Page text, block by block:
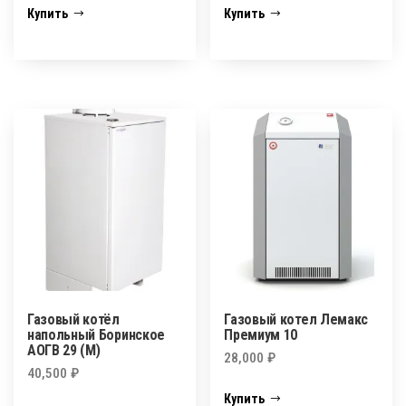
Купить Купить
Газовый котёл
напольный Боринское
АОГВ 29 (М)
40,500 ₽
Газовый котел Лемакс
Премиум 10
28,000₽
Купить